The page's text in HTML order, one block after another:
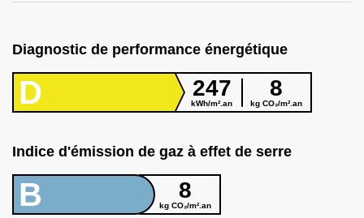
Diagnostic de performance énergétique
D 247
kWh/m².an
8
kg CO₂/m².an
Indice d'émission de gaz à effet de serre
B 8
kg CO₂/m².an